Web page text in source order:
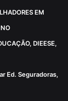
EM
DIEESE,
Ed. Seguradoras,